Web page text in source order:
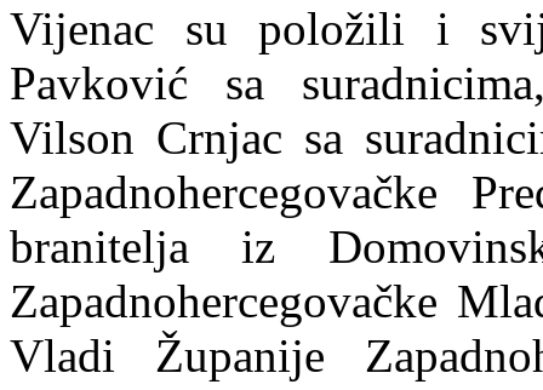
Vijenac su položili i
Pavković sa
Vilson Crnjac sa
Zapadnohercegovačke
branitelja iz
Zapadnohercegovačke
Vladi Županije